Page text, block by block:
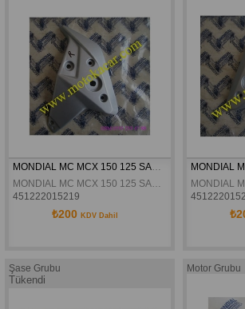
MONDIAL MC MCX 150 125 SAG GRI ÖN FAR BAGLANTI BRAKETI ORJINAL
MONDIAL MC MCX 150 125 SAG GRI ÖN FAR BAGLANTI BRAKETI ORJINAL
451222015219
₺200 KDV Dahil
Şase Grubu
Tükendi
Motor Grubu